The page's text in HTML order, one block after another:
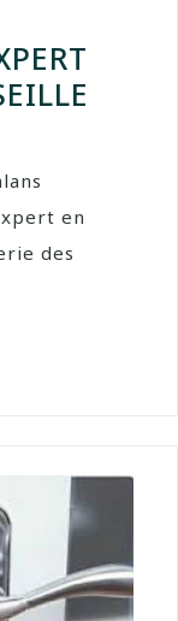
en
des